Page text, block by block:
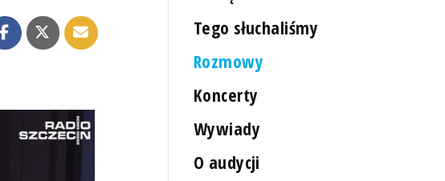
Tego słuchaliśmy
Rozmowy
Koncerty
Wywiady
O audycji